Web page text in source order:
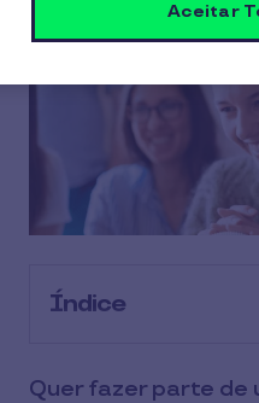
Índice
Quer fazer parte de
Aceitar